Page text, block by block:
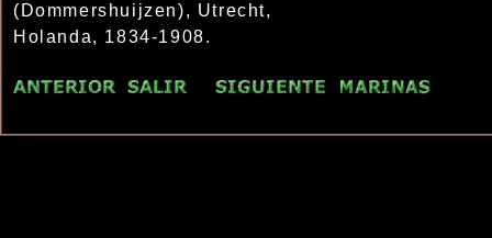
(Dommershuijzen), Utrecht,
Holanda, 1834-1908.